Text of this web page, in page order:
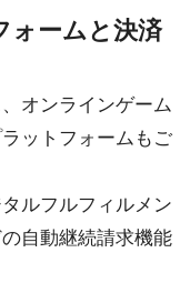
ォームと決済
オンラインゲーム
ットフォームもご
ルフルフィルメン
自動継続請求機能